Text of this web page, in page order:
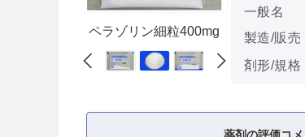
ペラゾリン細粒400mg
一般名
製造/販売
剤形/規格